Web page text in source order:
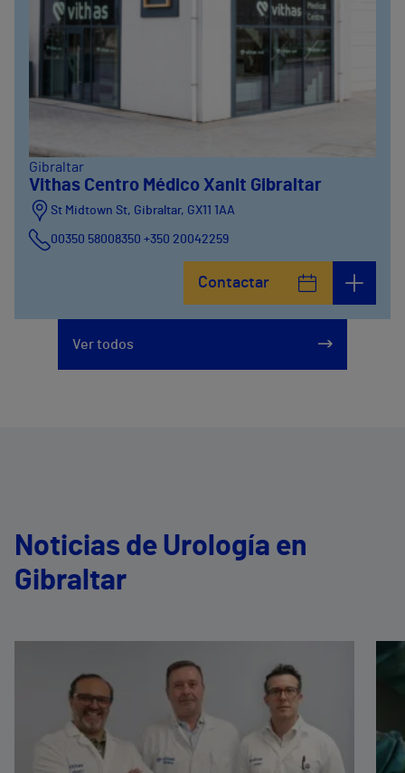
Gibraltar
Vithas Centro Médico Xanit Gibraltar
St Midtown St, Gibraltar, GX11 1AA
00350 58008350 +350 20042259
Contactar
Ver todos
Noticias de Urología en
Gibraltar